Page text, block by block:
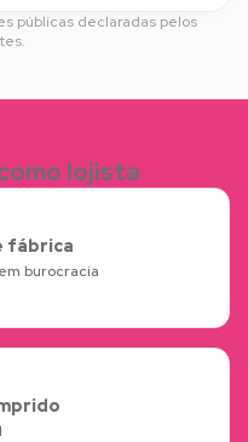
públicas declaradas pelos
lojista
fábrica
burocracia